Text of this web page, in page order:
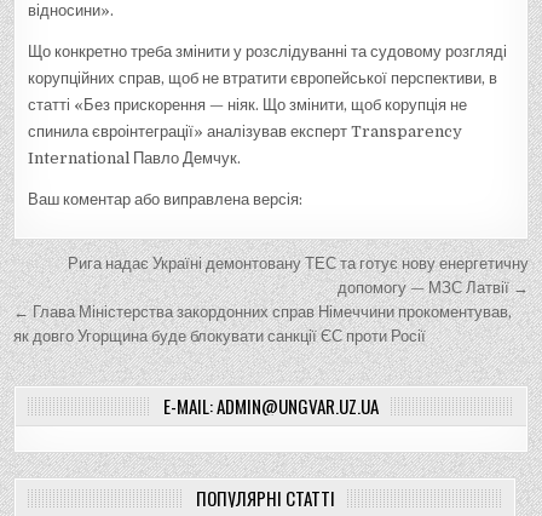
відносини».
Що конкретно треба змінити у розслідуванні та судовому розгляді
корупційних справ, щоб не втратити європейської перспективи, в
статті «Без прискорення — ніяк. Що змінити, щоб корупція не
спинила євроінтеграції» аналізував експерт Transparency
International Павло Демчук.
Ваш коментар або виправлена версія:
Н
а
в
і
г
а
ц
і
Рига надає Україні демонтовану ТЕС та готує нову енергетичну
допомогу — МЗС Латвії →
← Глава Міністерства закордонних справ Німеччини прокоментував,
як довго Угорщина буде блокувати санкції ЄС проти Росії
E-MAIL: ADMIN@UNGVAR.UZ.UA
ПОПУЛЯРНІ СТАТТІ